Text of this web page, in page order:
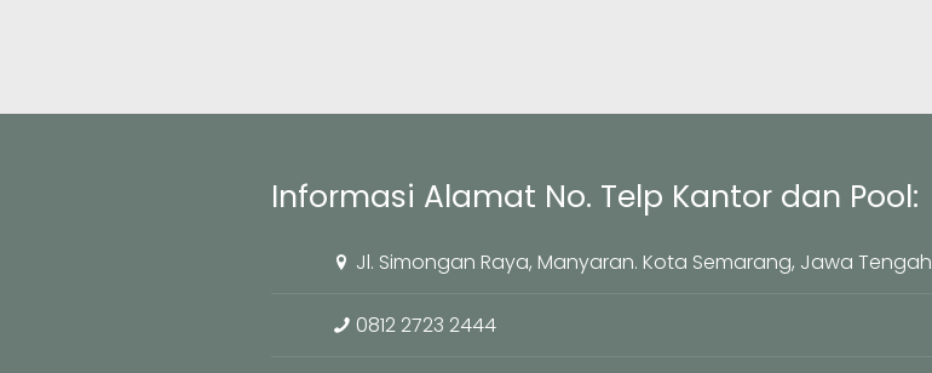
Informasi Alamat No. Telp Kantor dan Pool:
Jl. Simongan Raya, Manyaran. Kota Semarang, Jawa Tengah
0812 2723 2444